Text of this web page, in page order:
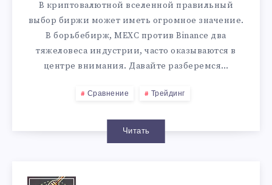
В криптовалютной вселенной правильный
выбор биржи может иметь огромное значение.
В борьбебирж, MEXC против Binance два
тяжеловеса индустрии, часто оказываются в
центре внимания. Давайте разберемся…
Сравнение Трейдинг
Читать